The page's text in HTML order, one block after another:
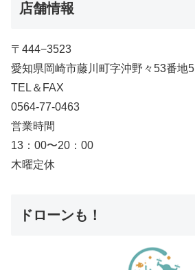
店舗情報
〒444−3523
愛知県岡崎市藤川町字沖野々53番地5
TEL＆FAX
0564-77-0463
営業時間
13：00〜20：00
木曜定休
ドローンも！